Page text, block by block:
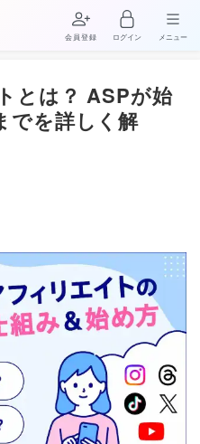
会員登録 ログイン メニュー
とは？ ASPが始
でを詳しく解